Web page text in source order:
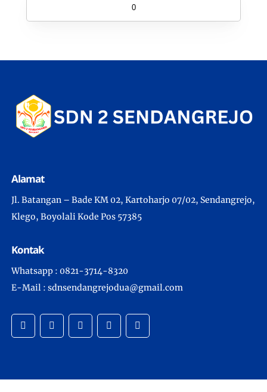
0
Alamat
Jl. Batangan – Bade KM 02, Kartoharjo 07/02, Sendangrejo,
Klego, Boyolali Kode Pos 57385
Kontak
Whatsapp : 0821-3714-8320
E-Mail : sdnsendangrejodua@gmail.com